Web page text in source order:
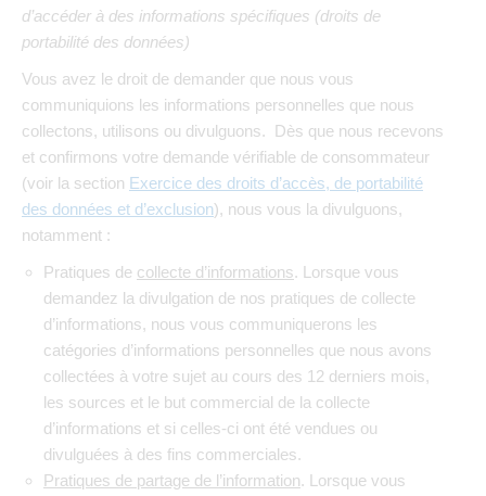
d’accéder à des informations spécifiques (droits de
portabilité des données)
Vous avez le droit de demander que nous vous
communiquions les informations personnelles que nous
collectons, utilisons ou divulguons. Dès que nous recevons
et confirmons votre demande vérifiable de consommateur
(voir la section Exercice des droits d’accès, de portabilité
des données et d’exclusion), nous vous la divulguons,
notamment :
Pratiques de collecte d’informations. Lorsque vous
demandez la divulgation de nos pratiques de collecte
d’informations, nous vous communiquerons les
catégories d’informations personnelles que nous avons
collectées à votre sujet au cours des 12 derniers mois,
les sources et le but commercial de la collecte
d’informations et si celles-ci ont été vendues ou
divulguées à des fins commerciales.
Pratiques de partage de l’information. Lorsque vous